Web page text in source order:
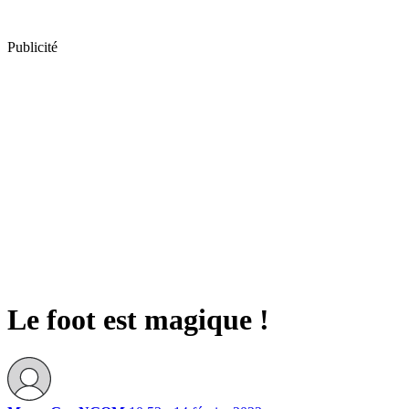
Publicité
Le foot est magique !